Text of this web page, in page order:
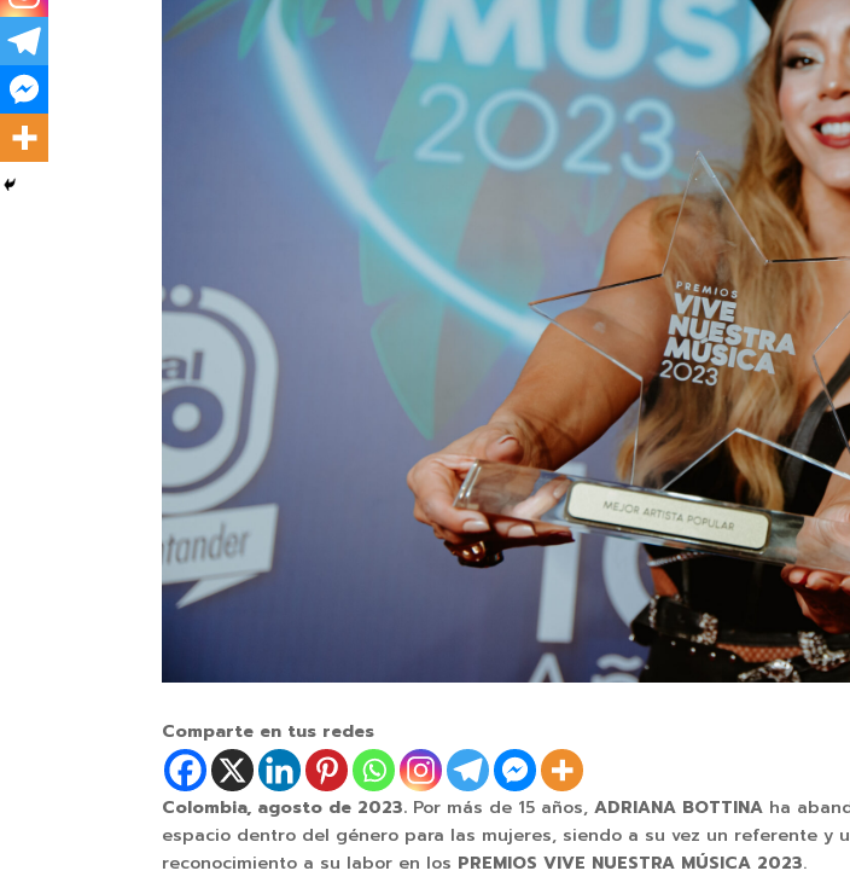
Comparte en tus redes
Colombia, agosto de 2023. Por más de 15 años,ADRIANA BOTTINA ha
espacio dentro del género para las mujeres, siendo a su vez un referente y
reconocimiento a su labor en los PREMIOS VIVE NUESTRA MÚSICA 2023.